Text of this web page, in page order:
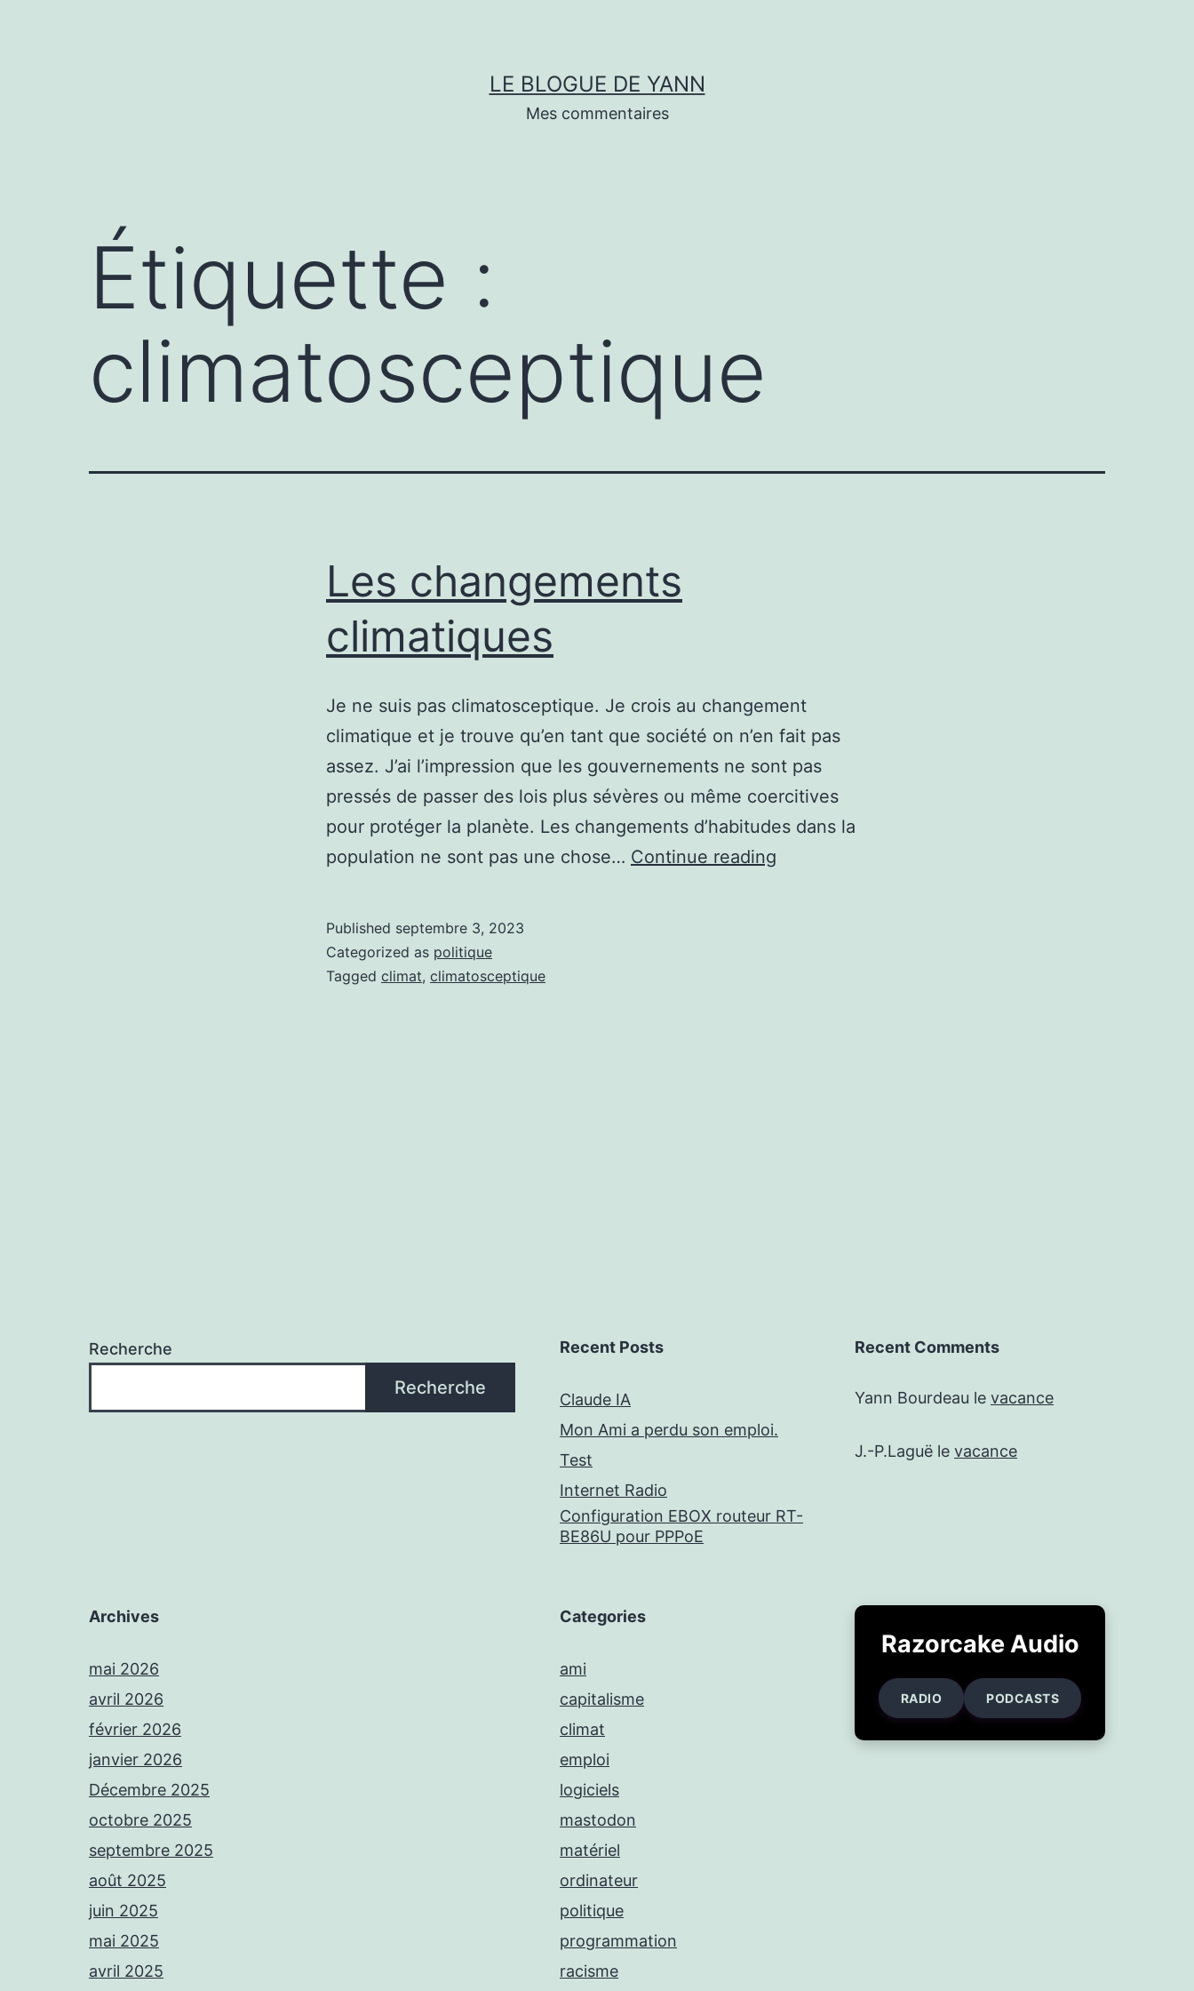
LE BLOGUE DE YANN
Mes commentaires
Étiquette :
climatosceptique
Les changements
climatiques
Je ne suis pas climatosceptique. Je crois au changement
climatique et je trouve qu’en tant que société on n’en fait pas
assez. J’ai l’impression que les gouvernements ne sont pas
pressés de passer des lois plus sévères ou même coercitives
pour protéger la planète. Les changements d’habitudes dans la
population ne sont pas une chose… Continue reading
Published septembre 3, 2023
Categorized as politique
Tagged climat, climatosceptique
Recherche
Recherche
Recent Posts
Claude IA
Mon Ami a perdu son emploi.
Test
Internet Radio
Configuration EBOX routeur RT-
BE86U pour PPPoE
Recent Comments
Yann Bourdeau le vacance
J.-P.Laguë le vacance
Archives
mai 2026
avril 2026
février 2026
janvier 2026
Décembre 2025
octobre 2025
septembre 2025
août 2025
juin 2025
mai 2025
avril 2025
Categories
ami
capitalisme
climat
emploi
logiciels
mastodon
matériel
ordinateur
politique
programmation
racisme
Razorcake Audio
RADIO PODCASTS